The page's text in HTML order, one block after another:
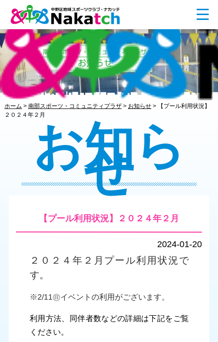
ホーム > 南部スポーツ・コミュニティプラザ> お知らせ>
【プール利用状況】
２０２４年２月
お知ら
せ
【プール利用状況】２０２４年２月
2024-01-20
２０２４年２ 月プール利用状況で
す。
※2/11㊐イベントの利用がございます。
利用方法、同伴者数などの詳細は下記をご覧
ください。